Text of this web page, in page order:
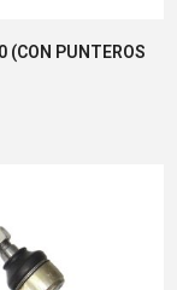
(CON PUNTEROS